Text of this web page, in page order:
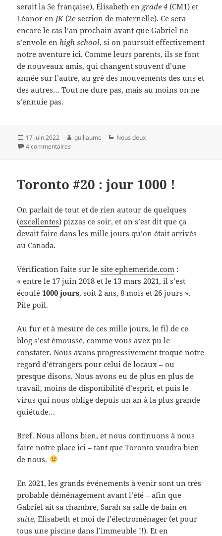
serait la 5e française), Élisabeth en grade 4 (CM1) et
Léonor en JK(2e section de maternelle). Ce sera
encore le cas l’an prochain avant que Gabriel ne
s’envole enhigh school, si on poursuit effectivement
notre aventure ici. Comme leurs parents, ils se font
de nouveaux amis, qui changent souvent d’une
année sur l’autre, au gré des mouvements des uns et
des autres… Tout ne dure pas, mais au moins on ne
s’ennuie pas.
Publié
le
17 juin 2022 Auteur
guillaume Catégories
Nous deux
4 commentaires
Toronto #20 : jour 1000 !
On parlait de tout et de rien autour de quelques
(excellentes) pizzas ce soir, et on s’est dit que ça
devait faire dans les mille jours qu’on était arrivés
au Canada.
Vérification faite sur lesite ephemeride.com :
« entre le 17 juin 2018 et le 13 mars 2021, il s’est
écoulé1000 jours, soit 2 ans, 8 mois et 26 jours ».
Pile poil.
Au fur et à mesure de ces mille jours, le fil de ce
blog s’est émoussé, comme vous avez pu le
constater. Nous avons progressivement troqué notre
regard d’étrangers pour celui de locaux – ou
presque disons. Nous avons eu de plus en plus de
travail, moins de disponibilité d’esprit, et puis le
virus qui nous oblige depuis un an à la plus grande
quiétude…
Bref. Nous allons bien, et nous continuons à nous
faire notre place ici – tant que Toronto voudra bien
de nous.
En 2021, les grands événements à venir sont un très
probable déménagement avant l’été – afin que
Gabriel ait sa chambre, Sarah sa salle de bainen
suite, Elisabeth et moi de l’électroménager (et pour
tous une piscine dans l’immeuble !!). Et en